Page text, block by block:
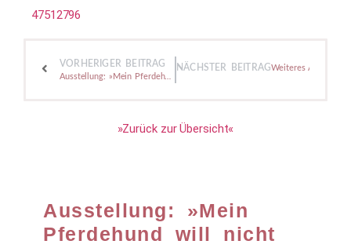
47512796
VORHERIGER BEITRAG
Ausstellung: »Mein Pferdehund will nicht sterben«
NÄCHSTER BEITRAGWeiteres
»Zurück zur Übersicht«
Ausstellung: »Mein
Pferdehund will nicht